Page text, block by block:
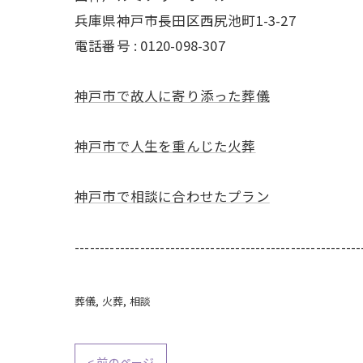
兵庫県神戸市長田区西尻池町1-3-27
電話番号 : 0120-098-307
神戸市で故人に寄り添った葬儀
神戸市で人生を重んじた火葬
神戸市で相談に合わせたプラン
葬儀 火葬 相談